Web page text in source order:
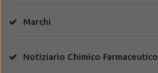
Marchi
Notiziario Chimico Farmaceutico